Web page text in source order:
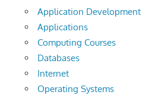
Application Development
Applications
Computing Courses
Databases
Internet
Operating Systems